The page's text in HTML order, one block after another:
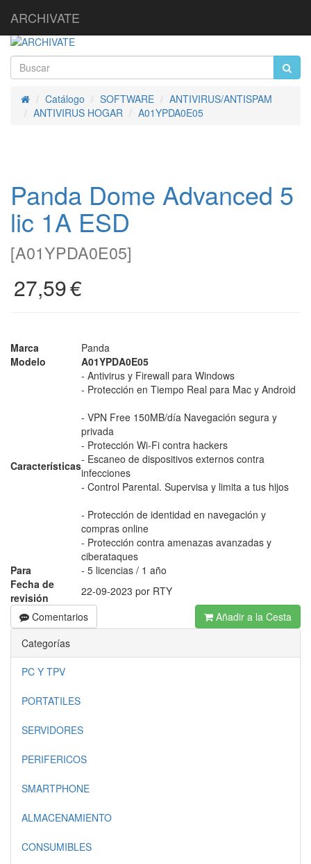
ARCHIVATE
InicioCatálogo SOFTWARE
ANTIVIRUS/ANTISPAM
ANTIVIRUS HOGAR
A01YPDA0E05
Panda Dome Advanced 5
lic 1A ESD
[A01YPDA0E05]
27,59€
Marca
Panda
Modelo
A01YPDA0E05
Características
- Antivirus y Firewall para Windows
- Protección en Tiempo Real para Mac y Android
- VPN Free 150MB/día Navegación segura y
privada
- Protección Wi-Fi contra hackers
- Escaneo de dispositivos externos contra
infecciones
- Control Parental. Supervisa y limita a tus hijos
- Protección de identidad en navegación y
compras online
- Protección contra amenazas avanzadas y
ciberataques
Para
- 5 licencias / 1 año
Fecha de
revisión
22-09-2023 por RTY
Comentarios
Añadir a la Cesta
Categorías
PC Y TPV
PORTATILES
SERVIDORES
PERIFERICOS
SMARTPHONE
ALMACENAMIENTO
CONSUMIBLES